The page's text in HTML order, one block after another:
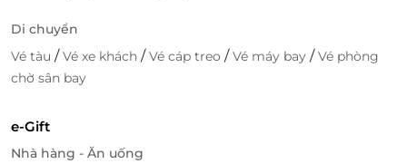
Di chuyển
Vé tàu /Vé xe khách /Vé cáp treo /Vé máy bay /Vé phòng
chờ sân bay
e-Gift
Nhà hàng - Ăn uống